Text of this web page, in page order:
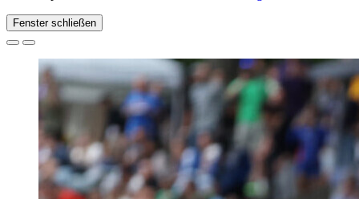
Fenster schließen